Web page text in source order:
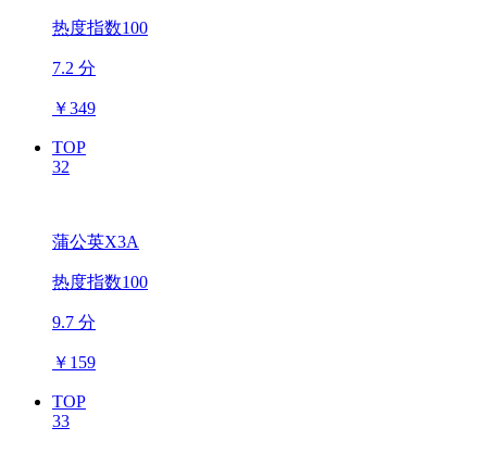
热度指数100
7.2 分
￥349
TOP
32
蒲公英X3A
热度指数100
9.7 分
￥ 159
TOP
33